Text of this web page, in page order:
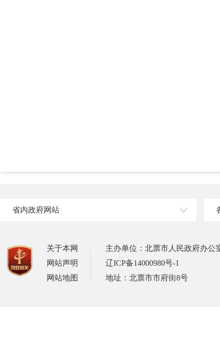
省内政府网站
关于本网
网站声明
网站地图
主办单位：北票市人民政府办公
辽ICP备14000980号-1
地址：北票市市府街8号